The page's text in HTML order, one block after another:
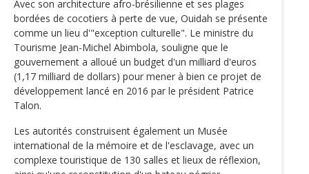
Avec son architecture afro-brésilienne et ses plages
bordées de cocotiers à perte de vue, Ouidah se présente
comme un lieu d'"exception culturelle". Le ministre du
Tourisme Jean-Michel Abimbola, souligne que le
gouvernement a alloué un budget d'un milliard d'euros
(1,17 milliard de dollars) pour mener à bien ce projet de
développement lancé en 2016 par le président Patrice
Talon.
Les autorités construisent également un Musée
international de la mémoire et de l'esclavage, avec un
complexe touristique de 130 salles et lieux de réflexion,